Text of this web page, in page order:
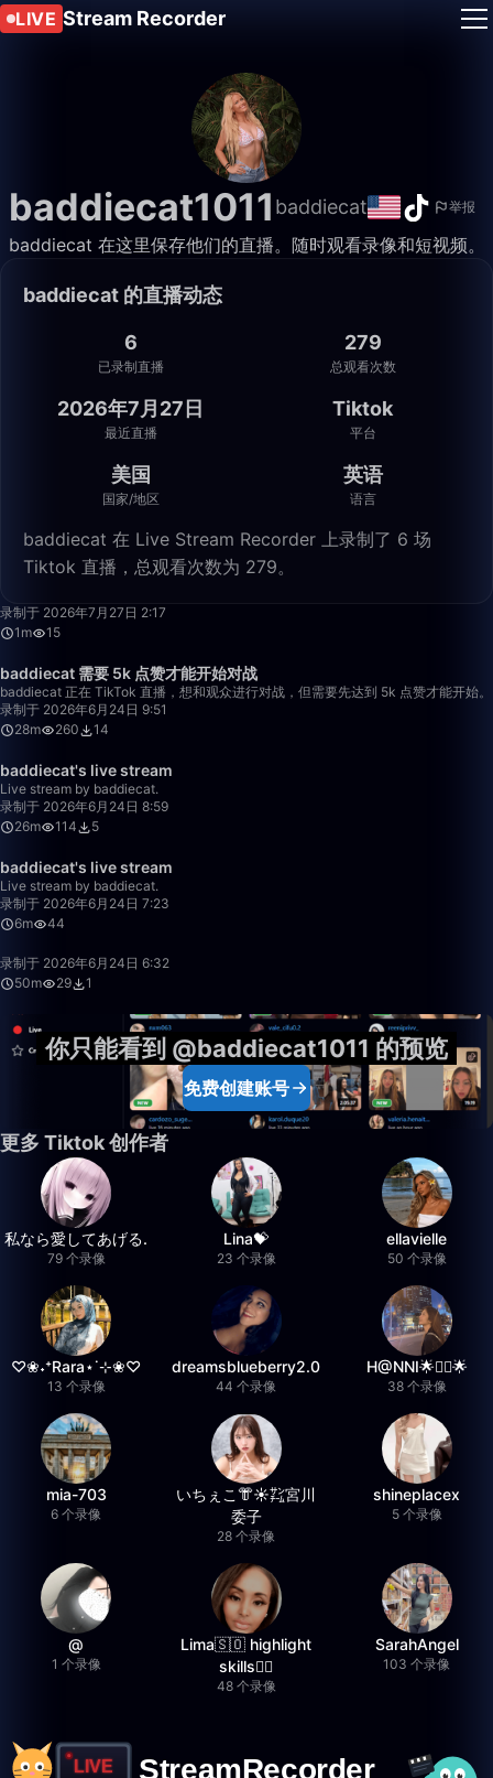
LIVE Stream Recorder
baddiecat1011 baddiecat 举报
baddiecat 在这里保存他们的直播。随时观看录像和短视频。
baddiecat 的直播动态
6
已录制直播
279
总观看次数
2026年7月27日
最近直播
Tiktok
平台
美国
国家/地区
英语
语言
baddiecat 在 Live Stream Recorder 上录制了 6 场
Tiktok 直播，总观看次数为 279。
录制于 2026年7月27日 2:17
1m
15
baddiecat 需要 5k 点赞才能开始对战
baddiecat 正在 TikTok 直播，想和观众进行对战，但需要先达到 5k 点赞才能开始。
录制于 2026年6月24日 9:51
28m
260 14
baddiecat's live stream
Live stream by baddiecat.
录制于 2026年6月24日 8:59
26m
114 5
baddiecat's live stream
Live stream by baddiecat.
录制于 2026年6月24日 7:23
6m
44
录制于 2026年6月24日 6:32
50m
29 1
你只能看到 @baddiecat1011 的预览
免费创建账号
更多 Tiktok 创作者
私なら愛してあげる.
79 个录像
Lina💝
23 个录像
ellavielle
50 个录像
♡❀˖⁺Rara⋆˙⊹❀♡
13 个录像
dreamsblueberry2.0
44 个录像
H@NNI🌟❤️‍🔥🌟
38 个录像
mia-703
6 个录像
いちぇこ👘☀️㌠宮川
委子
28 个录像
shineplacex
5 个录像
@
1 个录像
Lima🇸🇴 highlight
skills✌🏽
48 个录像
SarahAngel
103 个录像